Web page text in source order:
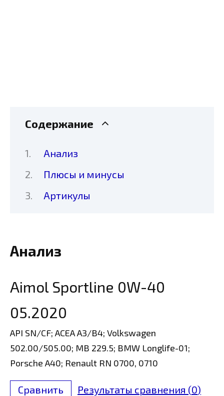
Содержание
Анализ
Плюсы и минусы
Артикулы
Анализ
Aimol Sportline 0W-40
05.2020
API SN/CF; ACEA A3/B4; Volkswagen
502.00/505.00; MB 229.5; BMW Longlife-01;
Porsche A40; Renault RN 0700, 0710
Сравнить Результаты сравнения (0)